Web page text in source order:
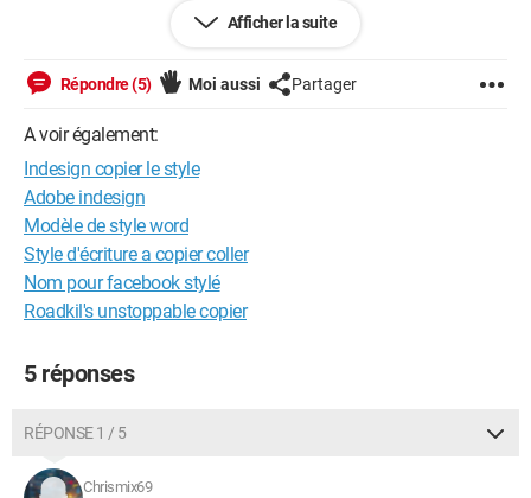
mais quand je copie mon ancien tableau et que je le colle
nouvelle...
Comment puis-je faire pour ne copier que le texte ?
J'ai essayé de convertir mon tableau en texte (tabulations,
paragraphe) mais cela me donne un résultat abbérrant.
Please help !
Afficher la suite
Répondre (5) Moi aussi Partager
A voir également:
Indesign copier le style
Adobe indesign
Modèle de style word
Style d'écriture a copier coller
Nom pour facebook stylé
Roadkil's unstoppable copier
5 réponses
RÉPONSE 1 / 5
Chrismix69